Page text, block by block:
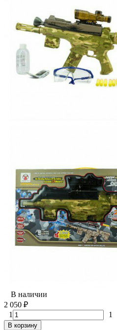
В наличии
2 050 ₽
1
1
В корзину